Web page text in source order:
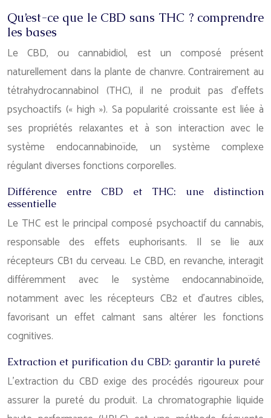
Qu’est-ce que le CBD sans THC ? comprendre
les bases
Le CBD, ou cannabidiol, est un composé présent
naturellement dans la plante de chanvre. Contrairement au
tétrahydrocannabinol (THC), il ne produit pas d’effets
psychoactifs (« high »). Sa popularité croissante est liée à
ses propriétés relaxantes et à son interaction avec le
système endocannabinoïde, un système complexe
régulant diverses fonctions corporelles.
Différence entre CBD et THC: une distinction
essentielle
Le THC est le principal composé psychoactif du cannabis,
responsable des effets euphorisants. Il se lie aux
récepteurs CB1 du cerveau. Le CBD, en revanche, interagit
différemment avec le système endocannabinoïde,
notamment avec les récepteurs CB2 et d’autres cibles,
favorisant un effet calmant sans altérer les fonctions
cognitives.
Extraction et purification du CBD: garantir la pureté
L’extraction du CBD exige des procédés rigoureux pour
assurer la pureté du produit. La chromatographie liquide